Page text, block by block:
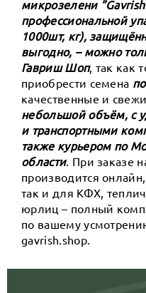
микрозелени
профессиональной
1000шт, кг),
выгодно, – можно
Гавриш Шоп, так как
приобрести семена
качественные и
небольшой объём, с
и транспортными
также курьером по
области. При заказе
производится
так и для КФХ,
юрлиц – полный
по вашему
gavrish.shop.